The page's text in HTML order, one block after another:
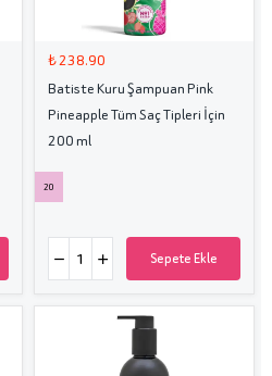
₺ 238.90
Batiste Kuru Şampuan Pink
Pineapple Tüm Saç Tipleri İçin
200 ml
20
Sepete Ekle